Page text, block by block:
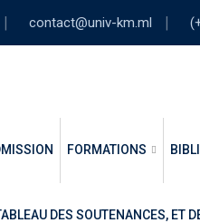
contact@univ-km.ml
FORMATIONS
DES SOUTENANCES, ET